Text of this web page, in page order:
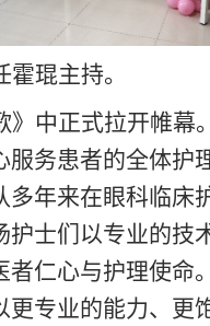
琨主持。
中正式拉开帷幕
务患者的全体护
年来在眼科临床
士们以专业的技
仁心与护理使命
专业的能力、更